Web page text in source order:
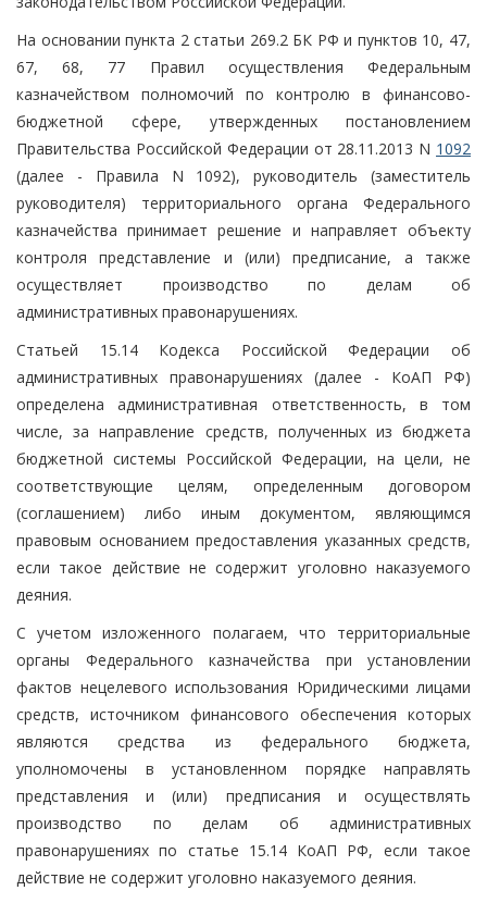
На основании пункта 2 статьи 269.2 БК РФ и пунктов 10, 47,
67, 68, 77 Правил осуществления Федеральным
казначейством полномочий по контролю в финансово-
бюджетной сфере, утвержденных постановлением
Правительства Российской Федерации от 28.11.2013 N 1092
(далее - Правила N 1092), руководитель (заместитель
руководителя) территориального органа Федерального
казначейства принимает решение и направляет объекту
контроля представление и (или) предписание, а также
осуществляет производство по делам об
административных правонарушениях.
Статьей 15.14 Кодекса Российской Федерации об
административных правонарушениях (далее - КоАП РФ)
определена административная ответственность, в том
числе, за направление средств, полученных из бюджета
бюджетной системы Российской Федерации, на цели, не
соответствующие целям, определенным договором
(соглашением) либо иным документом, являющимся
правовым основанием предоставления указанных средств,
если такое действие не содержит уголовно наказуемого
деяния.
С учетом изложенного полагаем, что территориальные
органы Федерального казначейства при установлении
фактов нецелевого использования Юридическими лицами
средств, источником финансового обеспечения которых
являются средства из федерального бюджета,
уполномочены в установленном порядке направлять
представления и (или) предписания и осуществлять
производство по делам об административных
правонарушениях по статье 15.14 КоАП РФ, если такое
действие не содержит уголовно наказуемого деяния.